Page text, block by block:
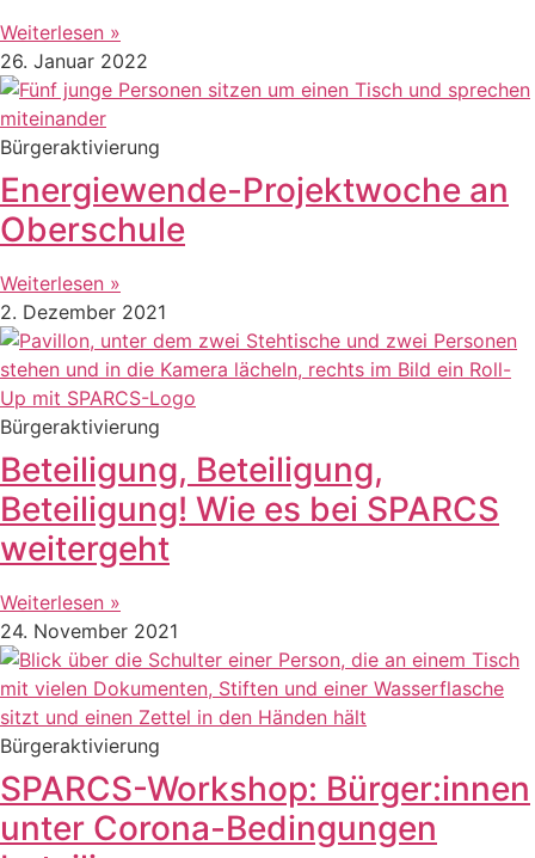
Weiterlesen »
26. Januar 2022
Bürgeraktivierung
Energiewende-Projektwoche an
Oberschule
Weiterlesen »
2. Dezember 2021
Bürgeraktivierung
Beteiligung, Beteiligung,
Beteiligung! Wie es bei SPARCS
weitergeht
Weiterlesen »
24. November 2021
Bürgeraktivierung
SPARCS-Workshop: Bürger:innen
unter Corona-Bedingungen